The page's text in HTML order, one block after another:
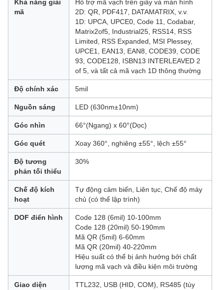
Khả năng giải
mã
Hỗ trợ mã vạch trên giấy và màn hình
2D: QR, PDF417, DATAMATRIX, v.v.
1D: UPCA, UPCE0, Code 11, Codabar,
Matrix2of5, Industrial25, RSS14, RSS
Limited, RSS Expanded, MSI Plessey,
UPCE1, EAN13, EAN8, CODE39, CODE
93, CODE128, ISBN13 INTERLEAVED 2
of 5, và tất cả mã vạch 1D thông thường
Độ chính xác 5mil
Nguồn sáng LED (630nm±10nm)
Góc nhìn 66°(Ngang) x 60°(Dọc)
Góc quét Xoay 360°, nghiêng ±55°, lệch ±55°
Độ tương
phản tối thiểu
30%
Chế độ kích
hoạt
Tự động cảm biến, Liên tục, Chế độ máy
chủ (có thể lập trình)
DOF điển hình
Code 128 (6mil) 10-100mm
Code 128 (20mil) 50-190mm
Mã QR (5mil) 6-60mm
Mã QR (20mil) 40-220mm
Hiệu suất có thể bị ảnh hưởng bởi chất
lượng mã vạch và điều kiện môi trường
Giao diện
TTL232, USB (HID, COM), RS485 (tùy